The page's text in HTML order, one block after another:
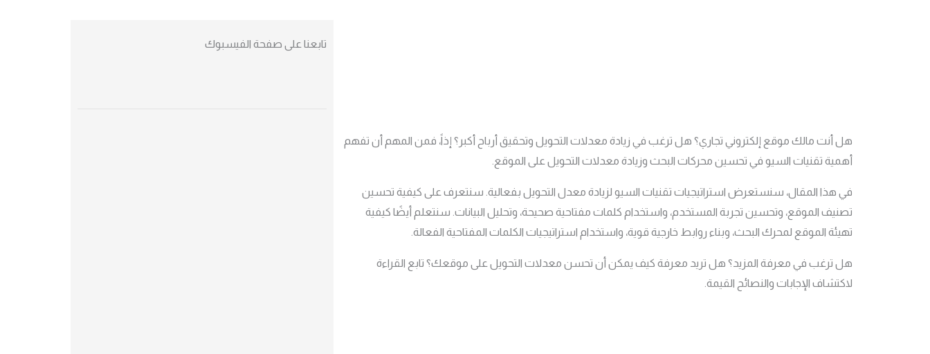
هل أنت مالك موقع إلكتروني تجاري؟ هل ترغب في زيادة معدلات التحويل وتحقيق أرباح أكبر؟ إذاً، فمن المهم أن تفهم
أهمية تقنيات السيو في تحسين محركات البحث وزيادة معدلات التحويل على الموقع.
في هذا المقال، سنستعرض استراتيجيات تقنيات السيو لزيادة معدل التحويل بفعالية. سنتعرف على كيفية تحسين
تصنيف الموقع، وتحسين تجربة المستخدم، واستخدام كلمات مفتاحية صحيحة، وتحليل البيانات. سنتعلم أيضًا كيفية
تهيئة الموقع لمحرك البحث، وبناء روابط خارجية قوية، واستخدام استراتيجيات الكلمات المفتاحية الفعالة.
هل ترغب في معرفة المزيد؟ هل تريد معرفة كيف يمكن أن تحسن معدلات التحويل على موقعك؟ تابع القراءة
لاكتشاف الإجابات والنصائح القيمة.
تابعنا على صفحة الفيسبوك